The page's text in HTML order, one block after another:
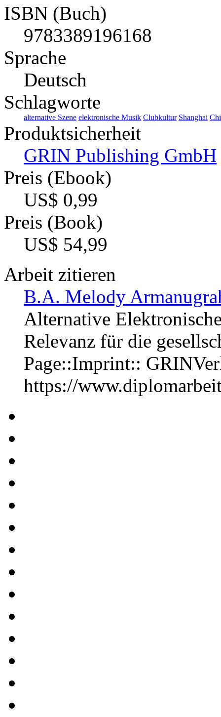
ISBN (Buch)
9783389196168
Sprache
Deutsch
Schlagworte
alternative Szene elektronische Musik Clubkultur Shanghai
Produktsicherheit
GRIN Publishing GmbH
Preis (Ebook)
US$ 0,99
Preis (Book)
US$ 54,99
Arbeit zitieren
B.A. Melody
Alternative
Relevanz für die
Page::Imprint::
https://